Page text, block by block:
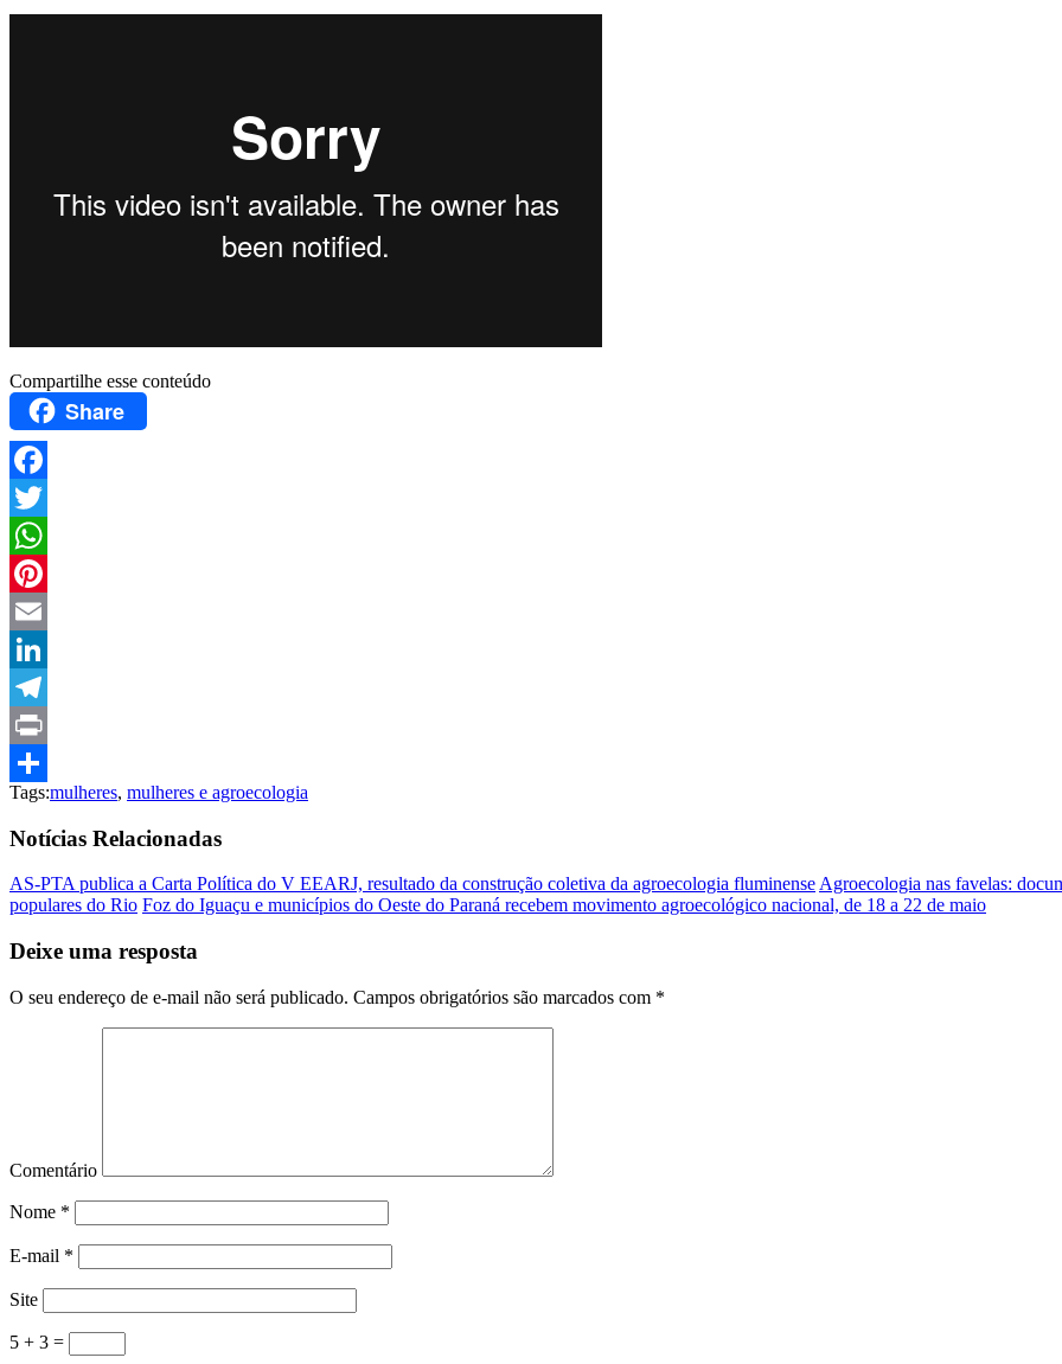
Compartilhe esse conteúdo
Share
Facebook
Twitter
WhatsApp
Pinterest
Email
LinkedIn
Telegram
Print
Compartilhar
Tags:mulheres, mulheres e agroecologia
Notícias Relacionadas
AS-PTA publica a Carta Política do V EEARJ, resultado da construção coletiva da agroecologia fluminenseAgroecologia nas favelas:
populares do Rio Foz do Iguaçu e municípios do Oeste do Paraná recebem movimento agroecológico nacional, de 18 a 22 de maio
Deixe uma resposta
O seu endereço de e-mail não será publicado. Campos obrigatórios são marcados com *
Comentário
Nome *
E-mail *
Site
5 + 3 =